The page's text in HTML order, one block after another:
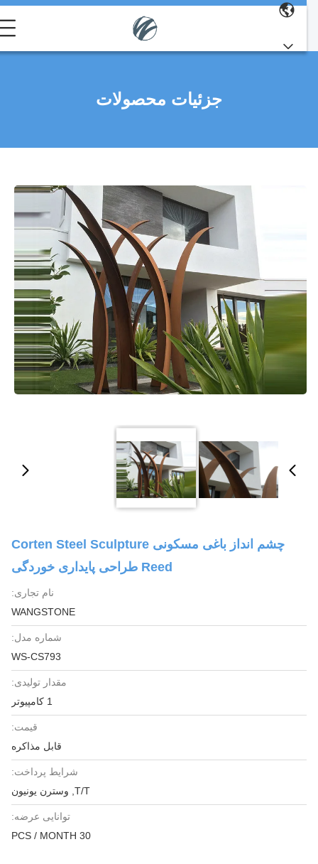
جزئیات محصولات
چشم انداز باغی مسکونی Corten Steel Sculpture
Reed طراحی پایداری خوردگی
نام تجاری:
WANGSTONE
شماره مدل:
WS-CS793
مقدار تولیدی:
قیمت:
قابل مذاکره
شرایط پرداخت:
T/T, وسترن یونیون
توانایی عرضه:
30 PCS / MONTH